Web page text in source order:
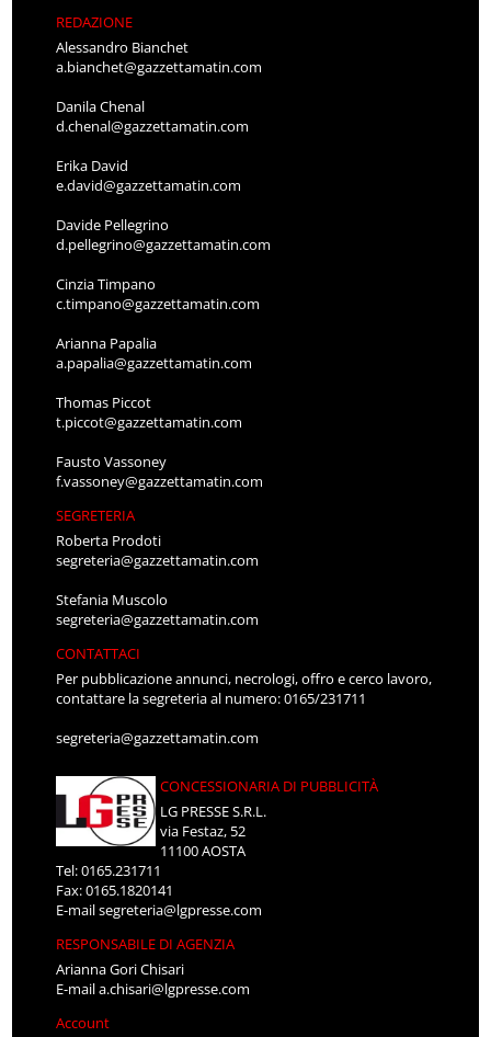
REDAZIONE
Alessandro Bianchet
a.bianchet@gazzettamatin.com
Danila Chenal
d.chenal@gazzettamatin.com
Erika David
e.david@gazzettamatin.com
Davide Pellegrino
d.pellegrino@gazzettamatin.com
Cinzia Timpano
c.timpano@gazzettamatin.com
Arianna Papalia
a.papalia@gazzettamatin.com
Thomas Piccot
t.piccot@gazzettamatin.com
Fausto Vassoney
f.vassoney@gazzettamatin.com
SEGRETERIA
Roberta Prodoti
segreteria@gazzettamatin.com
Stefania Muscolo
segreteria@gazzettamatin.com
CONTATTACI
Per pubblicazione annunci, necrologi, offro e cerco lavoro,
contattare la segreteria al numero: 0165/231711
segreteria@gazzettamatin.com
CONCESSIONARIA DI PUBBLICITÀ
LG PRESSE S.R.L.
via Festaz, 52
11100 AOSTA
Tel: 0165.231711
Fax: 0165.1820141
E-mailsegreteria@lgpresse.com
RESPONSABILE DI AGENZIA
Arianna Gori Chisari
E-maila.chisari@lgpresse.com
Account